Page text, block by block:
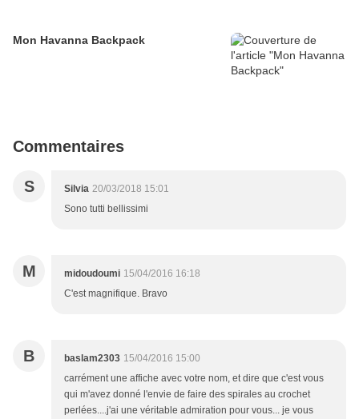
Mon Havanna Backpack
Commentaires
S Silvia 20/03/2018 15:01
Sono tutti bellissimi
M midoudoumi 15/04/2016 16:18
C'est magnifique. Bravo
B baslam2303 15/04/2016 15:00
carrément une affiche avec votre nom, et dire que c'est vous
qui m'avez donné l'envie de faire des spirales au crochet
perlées....j'ai une véritable admiration pour vous... je vous